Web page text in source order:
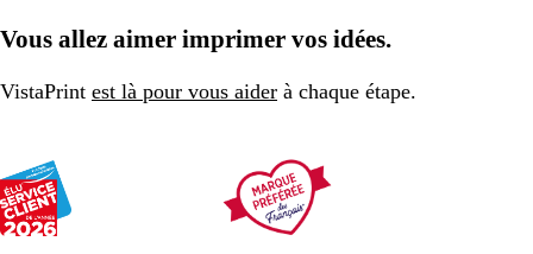
Vous allez aimer imprimer vos idées.
VistaPrint est là pour vous aider à chaque étape.